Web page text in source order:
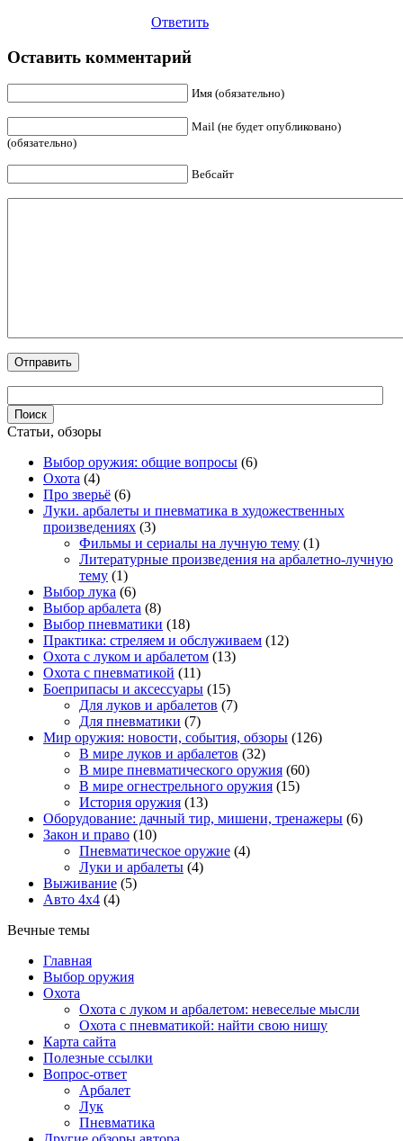
Ответить
Оставить комментарий
Имя (обязательно)
Mail (не будет опубликовано)
(обязательно)
Вебсайт
Статьи, обзоры
Выбор оружия: общие вопросы (6)
Охота (4)
Про зверьё (6)
Луки. арбалеты и пневматика в художественных
произведениях (3)
Фильмы и сериалы на лучную тему (1)
Литературные произведения на арбалетно-лучную
тему (1)
Выбор лука (6)
Выбор арбалета (8)
Выбор пневматики (18)
Практика: стреляем и обслуживаем (12)
Охота с луком и арбалетом (13)
Охота с пневматикой (11)
Боеприпасы и аксессуары (15)
Для луков и арбалетов (7)
Для пневматики (7)
Мир оружия: новости, события, обзоры (126)
В мире луков и арбалетов (32)
В мире пневматического оружия (60)
В мире огнестрельного оружия (15)
История оружия (13)
Оборудование: дачный тир, мишени, тренажеры (6)
Закон и право (10)
Пневматическое оружие (4)
Луки и арбалеты (4)
Выживание (5)
Авто 4х4 (4)
Вечные темы
Главная
Выбор оружия
Охота
Охота с луком и арбалетом: невеселые мысли
Охота с пневматикой: найти свою нишу
Карта сайта
Полезные ссылки
Вопрос-ответ
Арбалет
Лук
Пневматика